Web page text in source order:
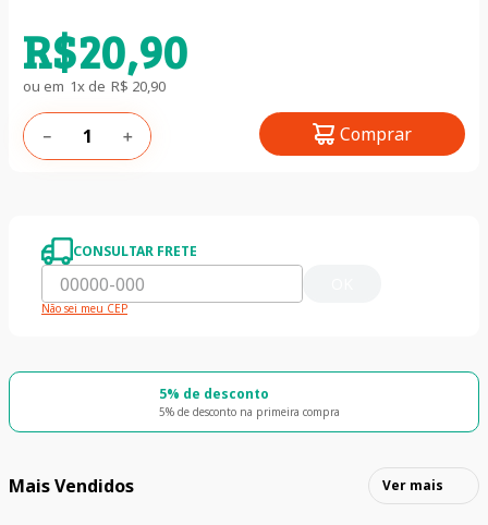
R$20,90
ou em 1x de R$ 20,90
＋
－ Comprar
CONSULTAR FRETE
Não sei meu CEP
5% de desconto
5% de desconto na primeira compra
Mais Vendidos Ver mais